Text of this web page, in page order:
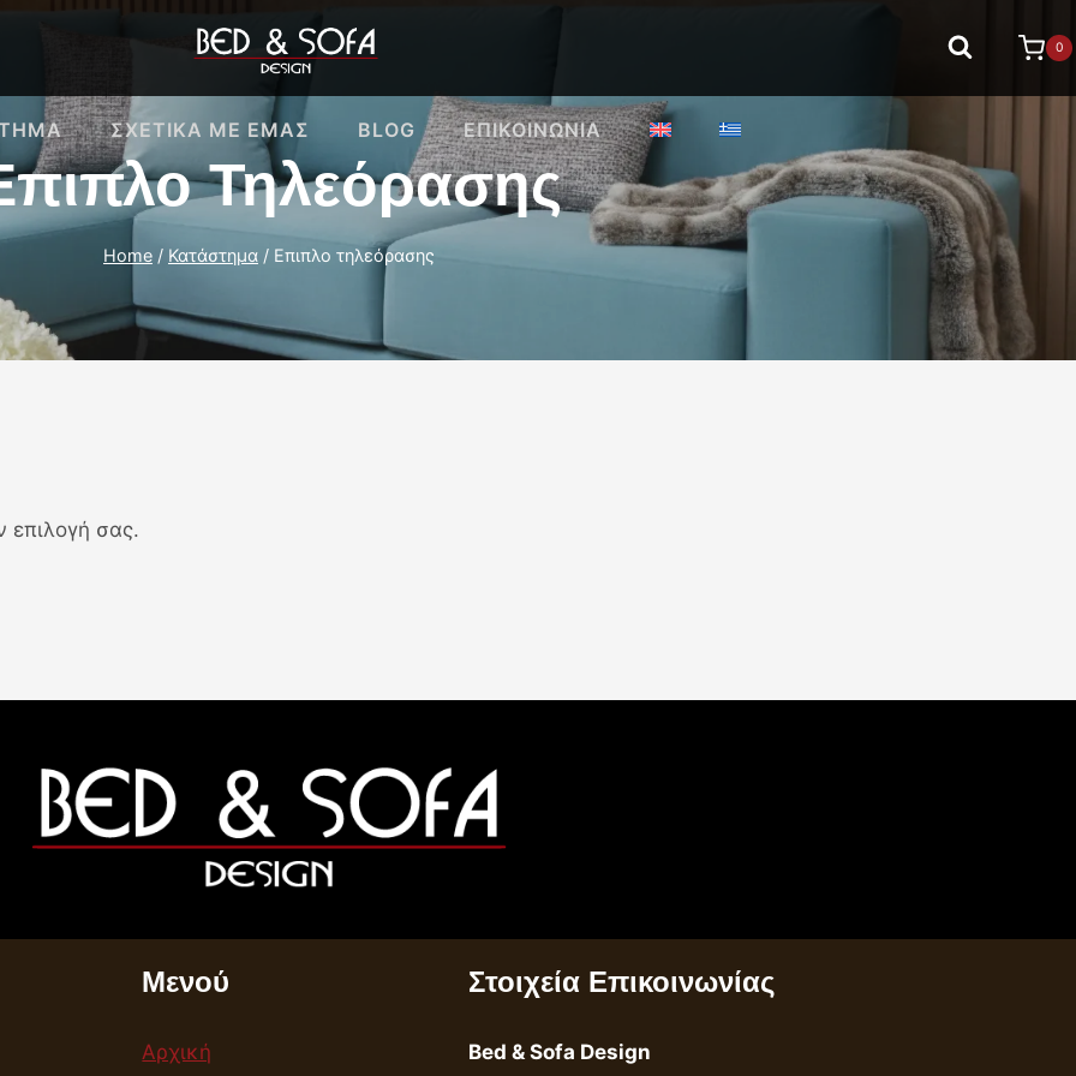
0
ΣΧΕΤΙΚΆ ΜΕ ΕΜΑΣ BLOG ΕΠΙΚΟΙΝΩΝΊΑ
Τηλεόρασης
Home / Κατάστημα / Επιπλο τηλεόρασης
επιλογή σας.
Μενού
Αρχική
Στοιχεία Επικοινωνίας
Bed & Sofa Design